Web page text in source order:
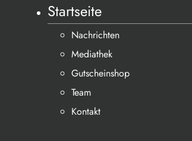
Startseite
Nachrichten
Mediathek
Gutscheinshop
Team
Kontakt